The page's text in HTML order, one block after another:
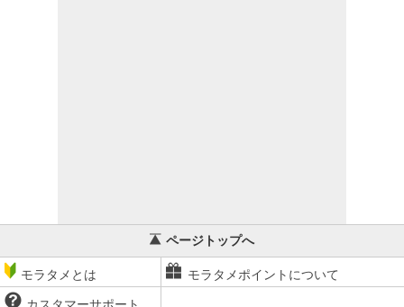
ページトップへ
モラタメとは モラタメポイントについて